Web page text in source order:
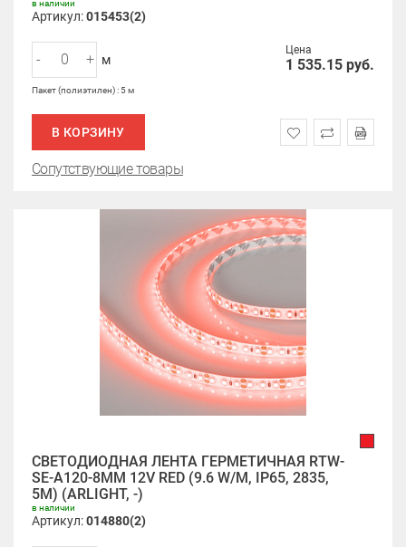
в наличии
Артикул:015453(2)
Цена
1 535.15 руб.
- + м
Пакет (полиэтилен) : 5 м
В КОРЗИНУ
Сопутствующие товары
СВЕТОДИОДНАЯ ЛЕНТА ГЕРМЕТИЧНАЯ RTW-
SE-A120-8MM 12V RED (9.6 W/M, IP65, 2835,
5M) (ARLIGHT, -)
в наличии
Артикул:014880(2)